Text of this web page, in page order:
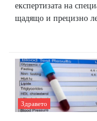
експертизата на
щадящо и прецизно
Здравето